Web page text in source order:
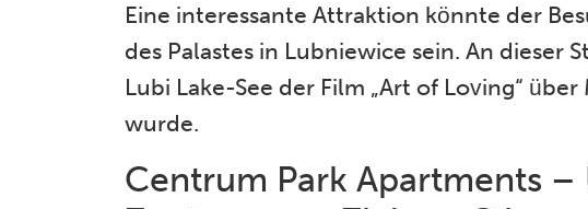
Eine interessante Attraktion könnte der
des Palastes in Lubniewice sein. An dieser
Lubi Lake-See der Film „Art of Loving“
wurde.
Centrum Park Apartments